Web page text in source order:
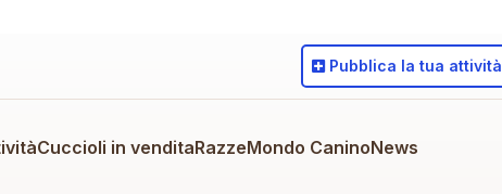
Cuccioli in venditaRazzeMondo CaninoNews
Pubblica la tua attività